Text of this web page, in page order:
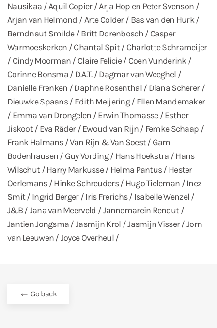
Nausikaa / Aquil Copier / Arja Hop en Peter Svenson /
Arjan van Helmond / Arte Colder / Bas van den Hurk /
Berndnaut Smilde / Britt Dorenbosch / Casper
Warmoeskerken / Chantal Spit / Charlotte Schrameijer
/ Cindy Moorman / Claire Felicie / Coen Vunderink /
Corinne Bonsma / D.A.T. / Dagmar van Weeghel /
Danielle Frenken / Daphne Rosenthal / Diana Scherer /
Dieuwke Spaans / Edith Meijering / Ellen Mandemaker
/ Emma van Drongelen / Erwin Thomasse / Esther
Jiskoot / Eva Räder / Ewoud van Rijn / Femke Schaap /
Frank Halmans / Van Rijn & Van Soest / Gam
Bodenhausen / Guy Vording / Hans Hoekstra / Hans
Wilschut / Harry Markusse / Helma Pantus / Hester
Oerlemans / Hinke Schreuders / Hugo Tieleman / Inez
Smit / Ingrid Berger / Iris Frerichs / Isabelle Wenzel /
J&B / Jana van Meerveld / Jannemarein Renout /
Jantien Jongsma / Jasmijn Krol / Jasmijn Visser / Jorn
van Leeuwen / Joyce Overheul /
Go back